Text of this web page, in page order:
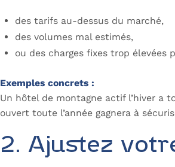
des tarifs au-dessus du marché,
des volumes mal estimés,
ou des charges fixes trop élevées
Exemples concrets :
Un hôtel de montagne actif l’hiver a
ouvert toute l’année gagnera à
2. Ajustez